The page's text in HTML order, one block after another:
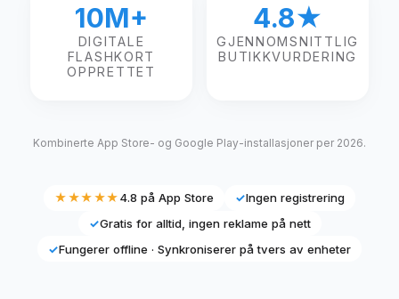
10M+
DIGITALE
FLASHKORT
OPPRETTET
4.8★
GJENNOMSNITTLIG
BUTIKKVURDERING
Kombinerte App Store- og Google Play-installasjoner per 2026.
★★★★★4.8 på App Store ✓Ingen registrering
✓Gratis for alltid, ingen reklame på nett
✓Fungerer offline · Synkroniserer på tvers av enheter